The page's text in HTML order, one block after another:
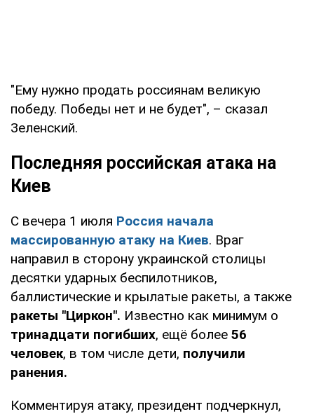
"Ему нужно продать россиянам великую
победу. Победы нет и не будет", – сказал
Зеленский.
Последняя российская атака на
Киев
С вечера 1 июля Россия начала
массированную атаку на Киев. Враг
направил в сторону украинской столицы
десятки ударных беспилотников,
баллистические и крылатые ракеты, а также
ракеты "Циркон". Известно как минимум о
тринадцати погибших, ещё более 56
человек, в том числе дети, получили
ранения.
Комментируя атаку, президент подчеркнул,